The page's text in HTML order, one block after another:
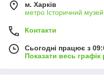
м. Харків
метро Історичний
Контакти
Сьогодні працює з
Показати весь графік